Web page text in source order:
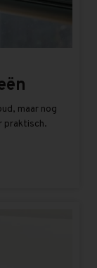
maar nog
praktisch.